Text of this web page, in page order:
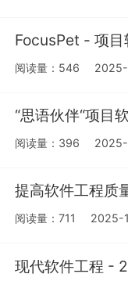
FocusPet - 项目
阅读量：546
“思语伙伴“项目
阅读量：396
提高软件工程质
阅读量：711 2025-
现代软件工程 -